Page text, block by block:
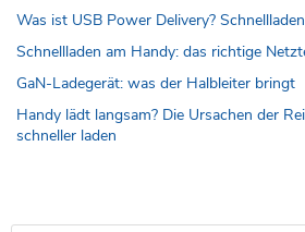
Was ist USB Power Delivery?
Schnellladen am Handy: das richtige
GaN-Ladegerät: was der Halbleiter bringt
Handy lädt langsam? Die Ursachen der
schneller laden